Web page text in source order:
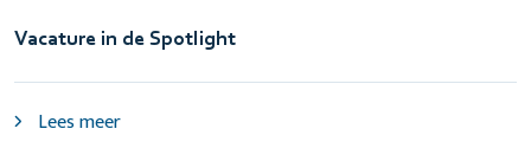
Vacature in de Spotlight
Lees meer